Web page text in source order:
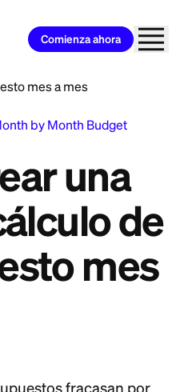
Comienza ahora
mes a mes
by Month Budget
una
de
mes
fracasan por